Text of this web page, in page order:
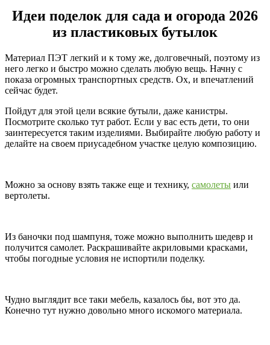
Идеи поделок для сада и огорода 2026
из пластиковых бутылок
Материал ПЭТ легкий и к тому же, долговечный, поэтому из
него легко и быстро можно сделать любую вещь. Начну с
показа огромных транспортных средств. Ох, и впечатлений
сейчас будет.
Пойдут для этой цели всякие бутыли, даже канистры.
Посмотрите сколько тут работ. Если у вас есть дети, то они
заинтересуется таким изделиями. Выбирайте любую работу и
делайте на своем приусадебном участке целую композицию.
Можно за основу взять также еще и технику, самолеты или
вертолеты.
Из баночки под шампуня, тоже можно выполнить шедевр и
получится самолет. Раскрашивайте акриловыми красками,
чтобы погодные условия не испортили поделку.
Чудно выглядит все таки мебель, казалось бы, вот это да.
Конечно тут нужно довольно много искомого материала.